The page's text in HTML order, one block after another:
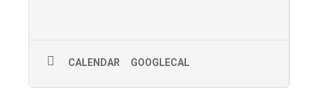
CALENDAR GOOGLECAL